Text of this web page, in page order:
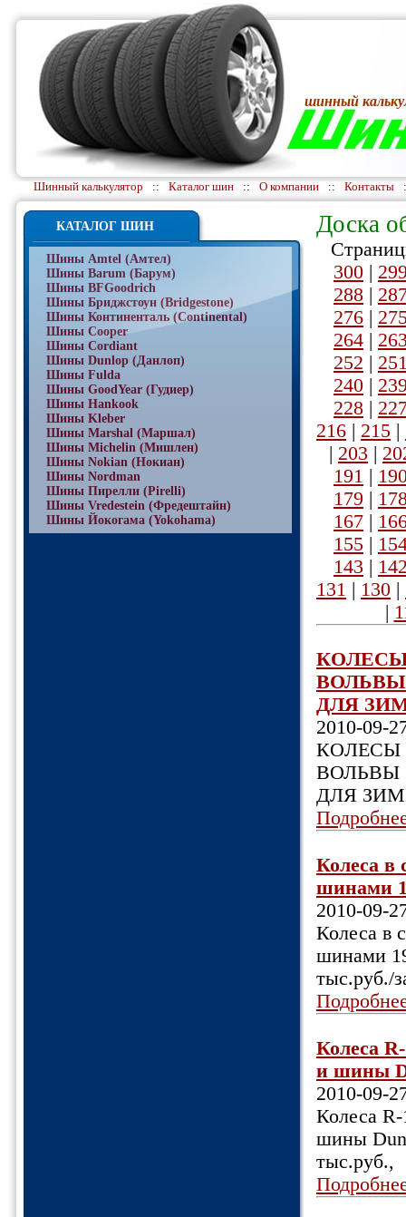
шинный
Шинный калькулятор :: Каталог шин :: О компании :: Контакты
КАТАЛОГ ШИН
Шины Amtel (Амтел)
Шины Barum (Барум)
Шины BFGoodrich
Шины Бриджстоун (Bridgestone)
Шины Континенталь (Continental)
Шины Cooper
Шины Cordiant
Шины Dunlop (Данлоп)
Шины Fulda
Шины GoodYear (Гудиер)
Шины Hankook
Шины Kleber
Шины Marshal (Маршал)
Шины Michelin (Мишлен)
Шины Nokian (Нокиан)
Шины Nordman
Шины Пирелли (Pirelli)
Шины Vredestein (Фредештайн)
Шины Йокогама (Yokohama)
Доска
300 |
288 |
276 |
264 |
252 |
240 |
228 |
216 | 215 |
| 203 |
191 |
179 |
167 |
155 |
143 |
131 | 130 |
|
ВОЛЬВЫ
ДЛЯ
2010-09-
ВОЛЬВЫ
ДЛЯ
Колеса в
шинами
2010-09-
Колеса в
шинами
тыс.руб./
Колеса
и шины
2010-09-
Колеса
шины
тыс.руб.,